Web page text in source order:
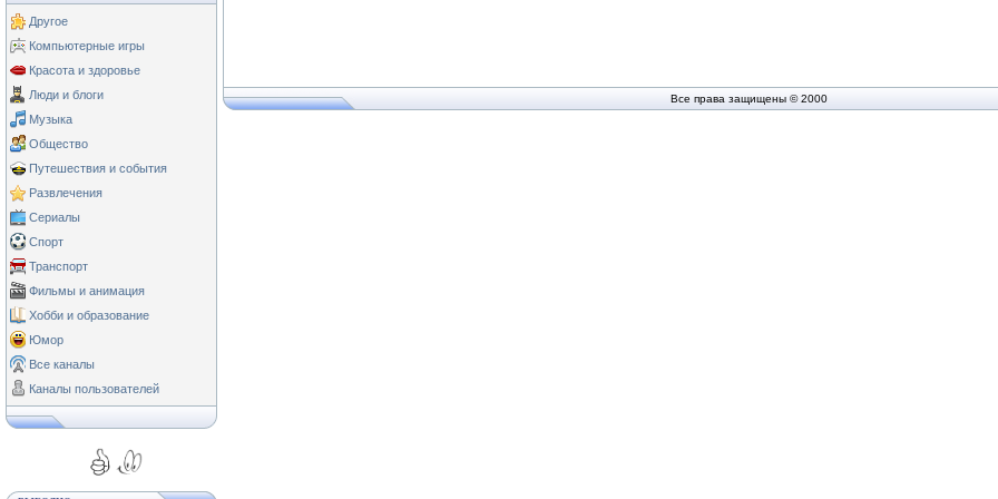
Другое
Компьютерные игры
Красота и здоровье
Люди и блоги
Музыка
Общество
Путешествия и события
Развлечения
Сериалы
Спорт
Транспорт
Фильмы и анимация
Хобби и образование
Юмор
Все каналы
Каналы пользователей
Все права защищены © 2000